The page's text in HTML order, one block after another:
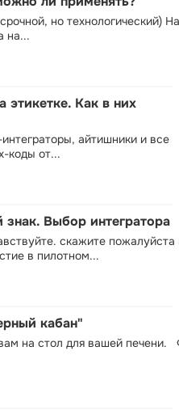
но технологический) На
на...
этикетке. Как в них
айтишники и все
коды от...
Выбор интегратора
скажите пожалуйста
в пилотном...
кабан"
вам на стол для вашей печени.